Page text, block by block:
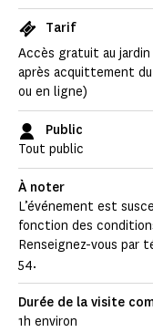
Tarif
Accès gratuit au
après acquittement
ou en ligne)
Public
Tout public
À noter
L’événement est
fonction des
Renseignez-vous par
54.
Durée de la visite
1h environ